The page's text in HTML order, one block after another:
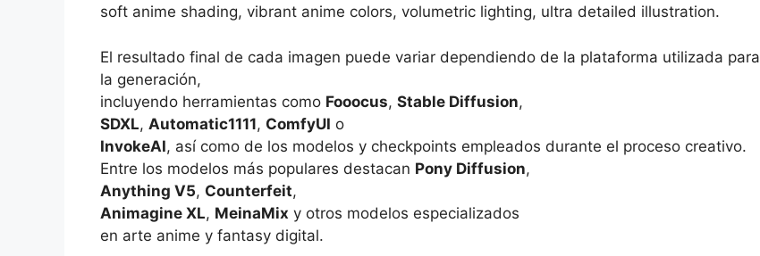
soft anime shading, vibrant anime colors, volumetric lighting, ultra detailed illustration.
El resultado final de cada imagen puede variar dependiendo de la plataforma utilizada para
la generación,
incluyendo herramientas como Fooocus, Stable Diffusion,
SDXL, Automatic1111, ComfyUI o
InvokeAI, así como de los modelos y checkpoints empleados durante el proceso creativo.
Entre los modelos más populares destacan Pony Diffusion,
Anything V5, Counterfeit,
Animagine XL, MeinaMix y otros modelos especializados
en arte anime y fantasy digital.